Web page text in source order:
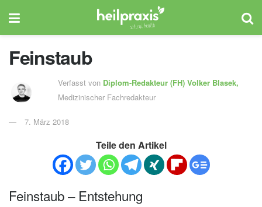
Feinstaub
Verfasst von Diplom-Redakteur (FH)Volker Blasek,
Medizinischer Fachredakteur
7. März 2018
Teile den Artikel
Feinstaub – Entstehung